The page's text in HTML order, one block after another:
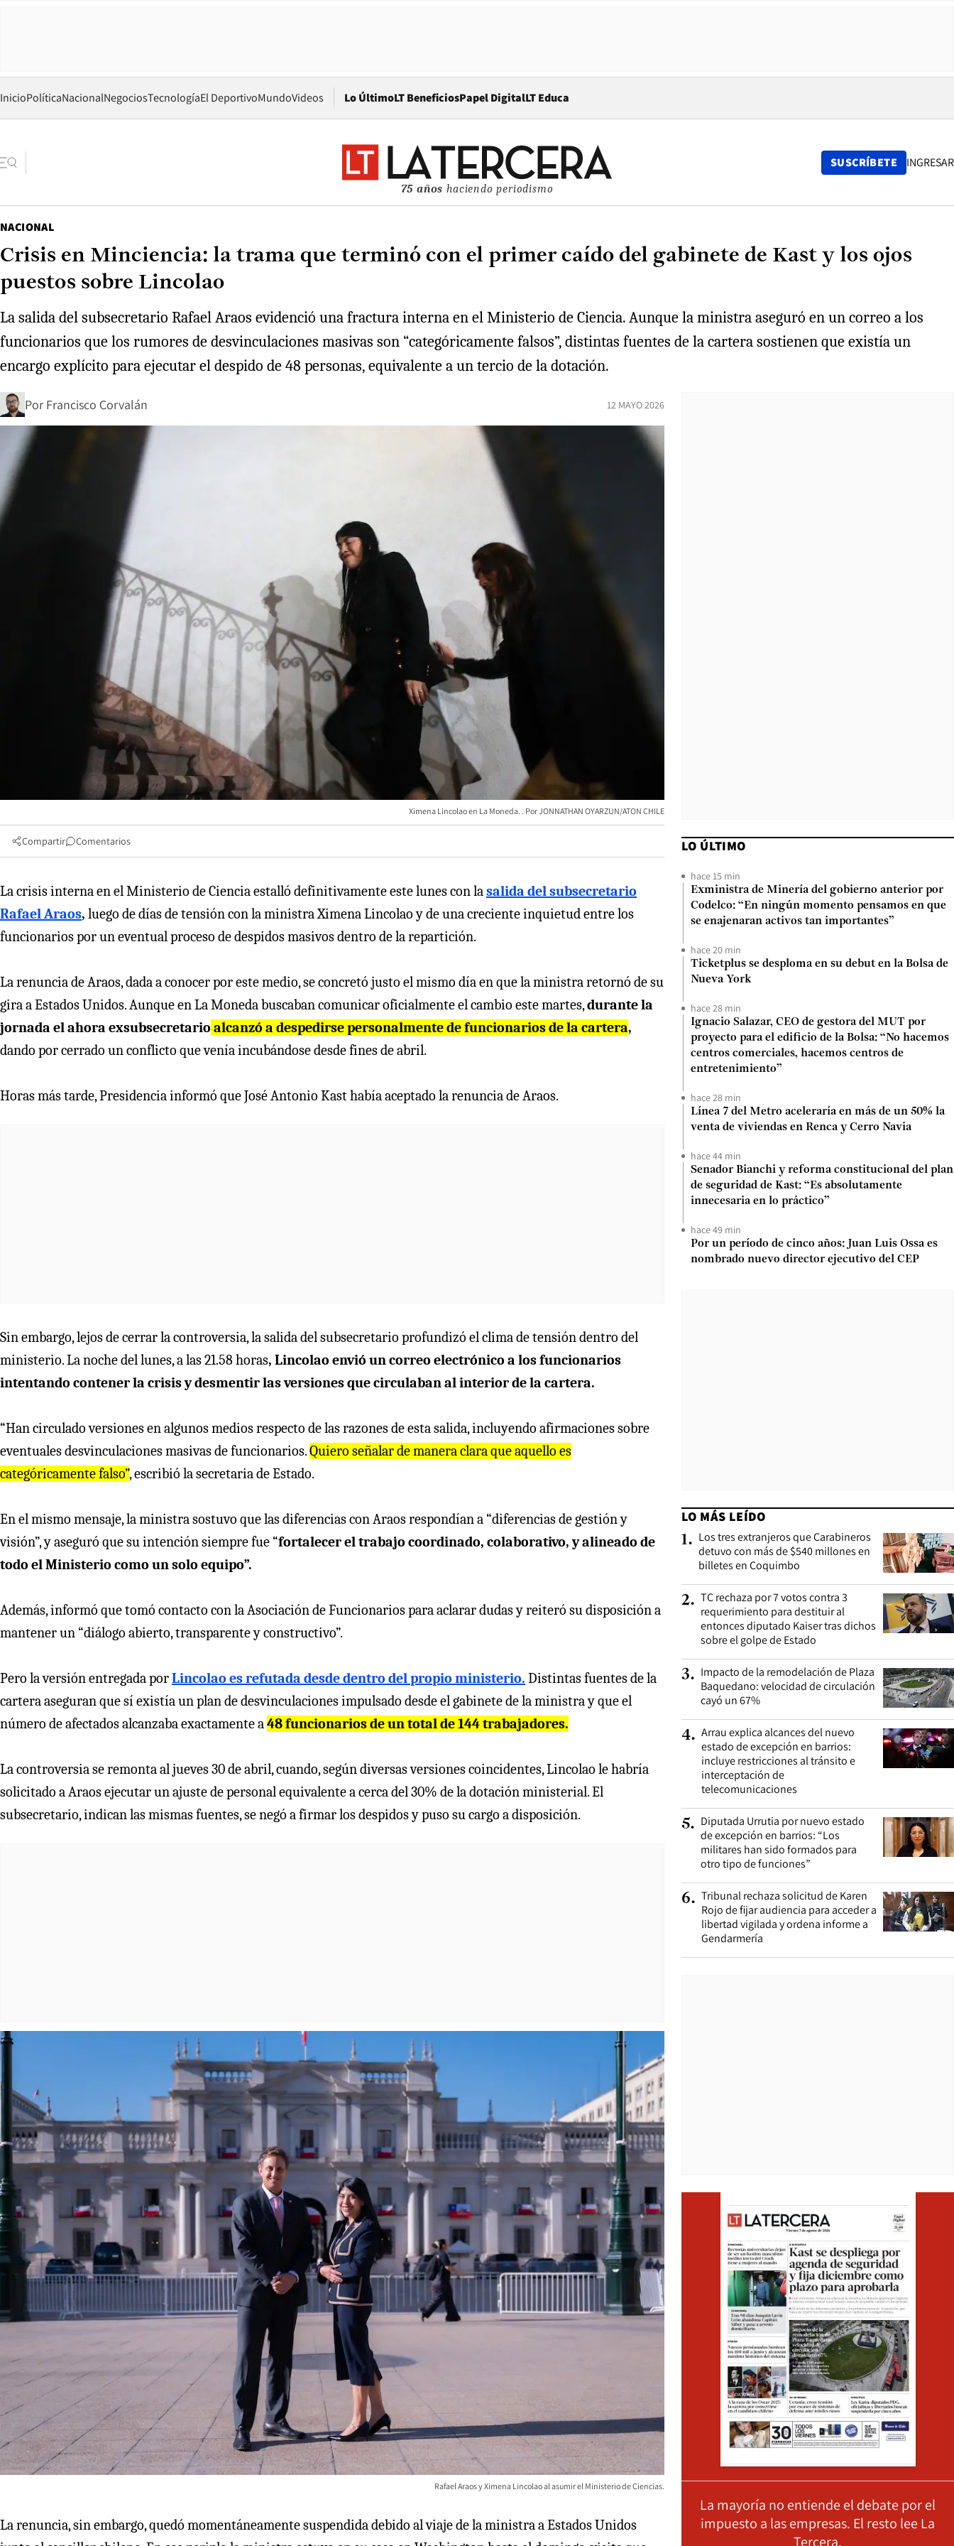
InicioPolíticaNacionalNegociosTecnologíaEl DeportivoMundoVideos Lo ÚltimoLT BeneficiosPapel DigitalOpens in new window
LT Educa
75 años haciendo periodismo
SUSCRÍBETE INGRESAR
NACIONAL
Crisis en Minciencia: la trama que terminó con el primer caído del gabinete de Kast y los ojos
puestos sobre Lincolao
La salida del subsecretario Rafael Araos evidenció una fractura interna en el Ministerio de Ciencia. Aunque la ministra aseguró en un correo a los
funcionarios que los rumores de desvinculaciones masivas son “categóricamente falsos”, distintas fuentes de la cartera sostienen que existía un
encargo explícito para ejecutar el despido de 48 personas, equivalente a un tercio de la dotación.
Por Francisco Corvalán 12 MAYO 2026
Ximena Lincolao en La Moneda. JONNATHAN OYARZUN/ATON CHILE
Compartir Comentarios
La crisis interna en el Ministerio de Ciencia estalló definitivamente este lunes con lasalida del subsecretario
Rafael Araos, luego de días de tensión con la ministra Ximena Lincolao y de una creciente inquietud entre los
funcionarios por un eventual proceso de despidos masivos dentro de la repartición.
La renuncia de Araos, dada a conocer por este medio, se concretó justo el mismo día en que la ministra retornó de su
gira a Estados Unidos. Aunque en La Moneda buscaban comunicar oficialmente el cambio este martes,durante la
jornada el ahora exsubsecretario alcanzó a despedirse personalmente de funcionarios de la cartera,
dando por cerrado un conflicto que venía incubándose desde fines de abril.
Horas más tarde, Presidencia informó que José Antonio Kast había aceptado la renuncia de Araos.
Sin embargo, lejos de cerrar la controversia, la salida del subsecretario profundizó el clima de tensión dentro del
ministerio. La noche del lunes, a las 21.58 horas, Lincolao envió un correo electrónico a los funcionarios
intentando contener la crisis y desmentir las versiones que circulaban al interior de la cartera.
“Han circulado versiones en algunos medios respecto de las razones de esta salida, incluyendo afirmaciones sobre
eventuales desvinculaciones masivas de funcionarios.Quiero señalar de manera clara que aquello es
categóricamente falso”, escribió la secretaria de Estado.
En el mismo mensaje, la ministra sostuvo que las diferencias con Araos respondían a “diferencias de gestión y
visión”, y aseguró que su intención siempre fue “fortalecer el trabajo coordinado, colaborativo, y alineado de
todo el Ministerio como un solo equipo”.
Además, informó que tomó contacto con la Asociación de Funcionarios para aclarar dudas y reiteró su disposición a
mantener un “diálogo abierto, transparente y constructivo”.
Pero la versión entregada porLincolao es refutada desde dentro del propio ministerio. Distintas fuentes de la
cartera aseguran que sí existía un plan de desvinculaciones impulsado desde el gabinete de la ministra y que el
número de afectados alcanzaba exactamente a48 funcionarios de un total de 144 trabajadores.
La controversia se remonta al jueves 30 de abril, cuando, según diversas versiones coincidentes, Lincolao le habría
solicitado a Araos ejecutar un ajuste de personal equivalente a cerca del 30% de la dotación ministerial. El
subsecretario, indican las mismas fuentes, se negó a firmar los despidos y puso su cargo a disposición.
Rafael Araos y Ximena Lincolao al asumir el Ministerio de Ciencias.
La renuncia, sin embargo, quedó momentáneamente suspendida debido al viaje de la ministra a Estados Unidos
LO ÚLTIMO
hace 15 min
Exministra de Minería del gobierno anterior por
Codelco: “En ningún momento pensamos en que
se enajenaran activos tan importantes”
hace 20 min
Ticketplus se desploma en su debut en la Bolsa de
Nueva York
hace 28 min
Ignacio Salazar, CEO de gestora del MUT por
proyecto para el edificio de la Bolsa: “No hacemos
centros comerciales, hacemos centros de
entretenimiento”
hace 28 min
Línea 7 del Metro aceleraría en más de un 50% la
venta de viviendas en Renca y Cerro Navia
hace 44 min
Senador Bianchi y reforma constitucional del plan
de seguridad de Kast: “Es absolutamente
innecesaria en lo práctico”
hace 49 min
Por un período de cinco años: Juan Luis Ossa es
nombrado nuevo director ejecutivo del CEP
LO MÁS LEÍDO
1. Los tres extranjeros que Carabineros
detuvo con más de $540 millones en
billetes en Coquimbo
2. TC rechaza por 7 votos contra 3
requerimiento para destituir al
entonces diputado Kaiser tras dichos
sobre el golpe de Estado
3. Impacto de la remodelación de Plaza
Baquedano: velocidad de circulación
cayó un 67%
4. Arrau explica alcances del nuevo
estado de excepción en barrios:
incluye restricciones al tránsito e
interceptación de
telecomunicaciones
5. Diputada Urrutia por nuevo estado
de excepción en barrios: “Los
militares han sido formados para
otro tipo de funciones”
6. Tribunal rechaza solicitud de Karen
Rojo de fijar audiencia para acceder a
libertad vigilada y ordena informe a
Gendarmería
La mayoría no entiende el debate por el
impuesto a las empresas. El resto lee La
Tercera.